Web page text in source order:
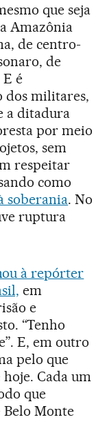
que seja
Amazônia
de centro-
de
é
dos militares,
a ditadura
por meio
sem
respeitar
como
soberania. No
ruptura
à repórter
em
e
“Tenho
E, em outro
pelo que
Cada um
que
Belo Monte